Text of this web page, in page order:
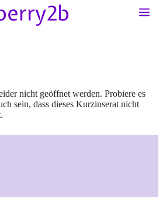
nicht geöffnet werden. Probiere es
sein, dass dieses Kurzinserat nicht